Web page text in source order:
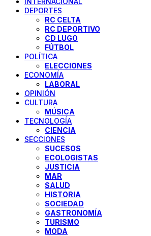
DEPORTES
RC CELTA
RC DEPORTIVO
CD LUGO
FÚTBOL
POLÍTICA
ELECCIONES
ECONOMÍA
LABORAL
OPINIÓN
CULTURA
MÚSICA
TECNOLOGÍA
CIENCIA
SECCIONES
SUCESOS
ECOLOGISTAS
JUSTICIA
MAR
SALUD
HISTORIA
SOCIEDAD
GASTRONOMÍA
TURISMO
MODA